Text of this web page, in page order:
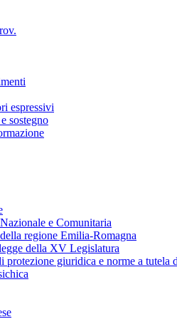
espressivi
sostegno
e Comunitaria
regione Emilia-Romagna
della XV Legislatura
protezione giuridica e norme a tutela